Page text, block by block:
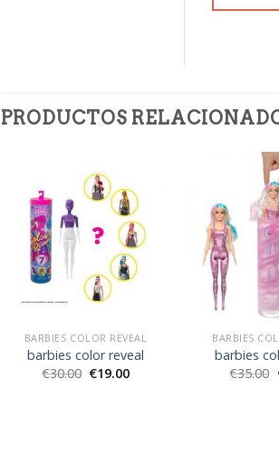
PRODUCTOS
BARBIES COLOR REVEAL
barbies color reveal
€30.00 €19.00
BARBIES
barbies
€35.00